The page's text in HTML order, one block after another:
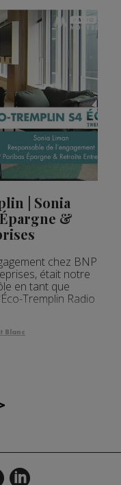
| Sonia
&
chez BNP
était notre
en tant que
Tremplin Radio
Blanc
>